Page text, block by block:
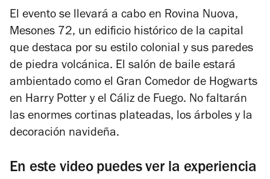
El evento se llevará a cabo en Rovina Nuova,
Mesones 72, un edificio histórico de la capital
que destaca por su estilo colonial y sus paredes
de piedra volcánica. El salón de baile estará
ambientado como el Gran Comedor de Hogwarts
en Harry Potter y el Cáliz de Fuego. No faltarán
las enormes cortinas plateadas, los árboles y la
decoración navideña.
En este video puedes ver la experiencia